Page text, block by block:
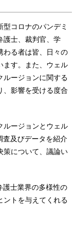
コロナのパンデミ
護士、裁判官、学
わる者は皆、日々の
ます。また、ウェル
ルージョンに関する
、影響を受ける度合
ルージョンとウェル
査及びデータを紹介
策について、議論い
護士業界の多様性の
ントを与えてくれる